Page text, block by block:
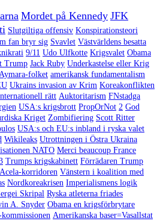
Mordet på Kennedy JFK
Slutgiltiga offensiv Konspirationsteori
fan bryr sig Svavlet Västvärldens besatta
9/11 Udo Ulfkotte Krigsvalet Obama
Trump Jack Ruby Underkastelse eller Krig
folket amerikansk fundamentalism
Ukrains invasion av Krim Koreakonflikten
rätt Auktoritarism FNstadga
USA:s krigsbrott PropOrNot 2 God
Kriget Zombifiering Scott Ritter
USA:s och EU:s inbland i ryska valet
Wikileaks Utrottningen i Östra Ukraina
NATO Merci beaucoup France
Trumps krigskabinett Förrädaren Trump
Acela-korridoren Vänstern i koalition med
Nordkoreakrisen Imperialismens logik
Skripal Ryska atleterna friades
A. Snyder Obama en krigsförbrytare
Amerikanska baser=Vasallstat